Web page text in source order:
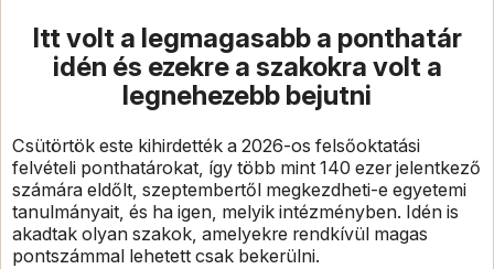
Itt volt a legmagasabb a ponthatár
idén és ezekre a szakokra volt a
legnehezebb bejutni
Csütörtök este kihirdették a 2026-os felsőoktatási
felvételi ponthatárokat, így több mint 140 ezer jelentkező
számára eldőlt, szeptembertől megkezdheti-e egyetemi
tanulmányait, és ha igen, melyik intézményben. Idén is
akadtak olyan szakok, amelyekre rendkívül magas
pontszámmal lehetett csak bekerülni.